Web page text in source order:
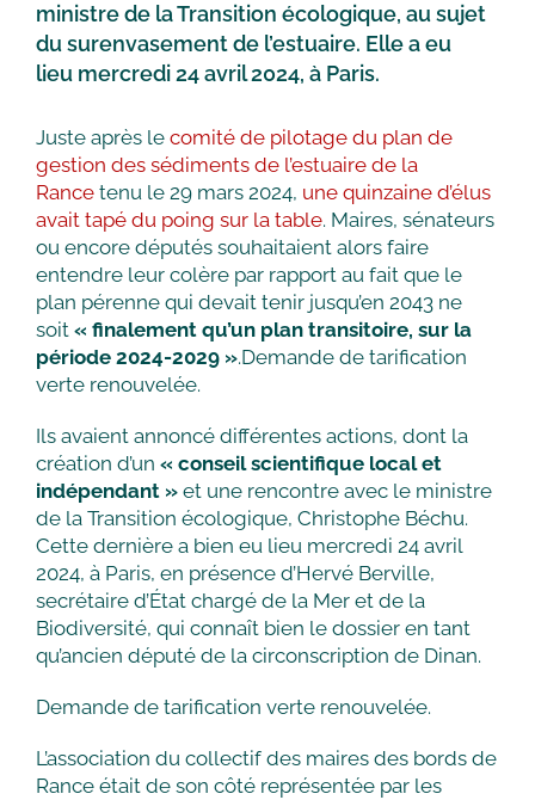
ministre de la Transition écologique, au sujet
du surenvasement de l’estuaire. Elle a eu
lieu mercredi 24 avril 2024, à Paris.
Juste après le comité de pilotage du plan de
gestion des sédiments de l’estuaire de la
Rancetenu le 29 mars 2024, une quinzaine d’élus
avait tapé du poing sur la table. Maires, sénateurs
ou encore députés souhaitaient alors faire
entendre leur colère par rapport au fait que le
plan pérenne qui devait tenir jusqu’en 2043 ne
soit « finalement qu’un plan transitoire, sur la
période 2024-2029 ».Demande de tarification
verte renouvelée.
Ils avaient annoncé différentes actions, dont la
création d’un « conseil scientifique local et
indépendant »et une rencontre avec le ministre
de la Transition écologique, Christophe Béchu.
Cette dernière a bien eu lieu mercredi 24 avril
2024, à Paris, en présence d’Hervé Berville,
secrétaire d’État chargé de la Mer et de la
Biodiversité, qui connaît bien le dossier en tant
qu’ancien député de la circonscription de Dinan.
Demande de tarification verte renouvelée.
L’association du collectif des maires des bords de
Rance était de son côté représentée par les